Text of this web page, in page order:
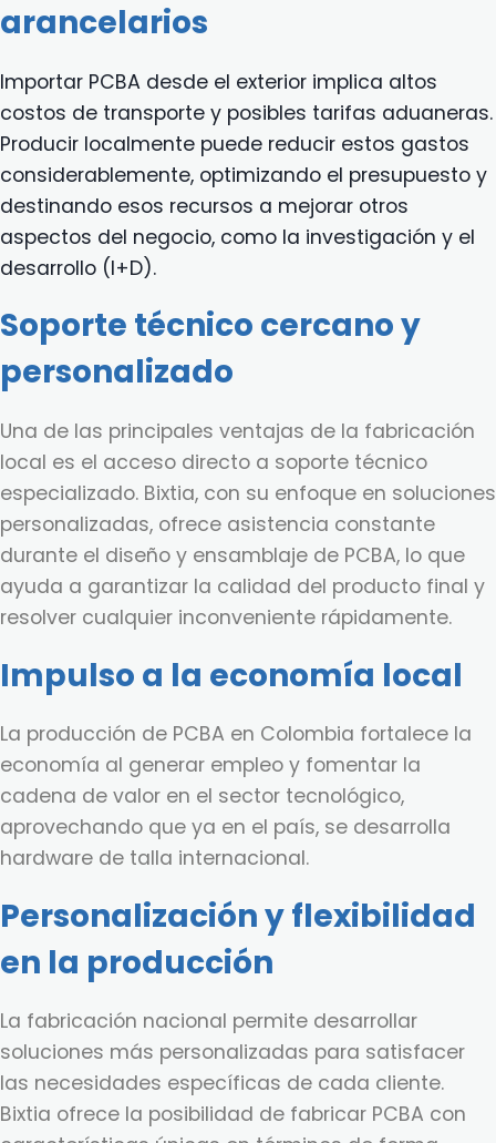
arancelarios
Importar PCBA desde el exterior implica altos
costos de transporte y posibles tarifas aduaneras.
Producir localmente puede reducir estos gastos
considerablemente, optimizando el presupuesto y
destinando esos recursos a mejorar otros
aspectos del negocio, como la investigación y el
desarrollo (I+D).
Soporte técnico cercano y
personalizado
Una de las principales ventajas de la fabricación
local es el acceso directo a soporte técnico
especializado. Bixtia, con su enfoque en soluciones
personalizadas, ofrece asistencia constante
durante el diseño y ensamblaje de PCBA, lo que
ayuda a garantizar la calidad del producto final y
resolver cualquier inconveniente rápidamente.
Impulso a la economía local
La producción de PCBA en Colombia fortalece la
economía al generar empleo y fomentar la
cadena de valor en el sector tecnológico,
aprovechando que ya en el país, se desarrolla
hardware de talla internacional.
Personalización y flexibilidad
en la producción
La fabricación nacional permite desarrollar
soluciones más personalizadas para satisfacer
las necesidades específicas de cada cliente.
Bixtia ofrece la posibilidad de fabricar PCBA con